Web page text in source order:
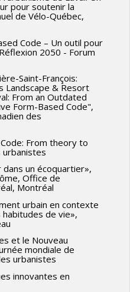
pour soutenir la
de Vélo-Québec,
Code – Un outil pour
2050 - Forum
Saint-François:
Landscape & Resort
From an Outdated
Form-Based Code",
des
From theory to
urbanistes
dans un écoquartier»,
Office de
Montréal
urbain en contexte
de vie»,
et le Nouveau
mondiale de
urbanistes
innovantes en